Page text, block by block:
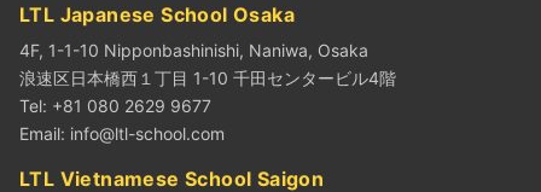
LTL Japanese School Osaka
4F, 1-1-10 Nipponbashinishi, Naniwa, Osaka
浪速区日本橋西１丁目 1-10 千田センタービル4階
Tel: +81 080 2629 9677
Email: info@ltl-school.com
LTL Vietnamese School Saigon